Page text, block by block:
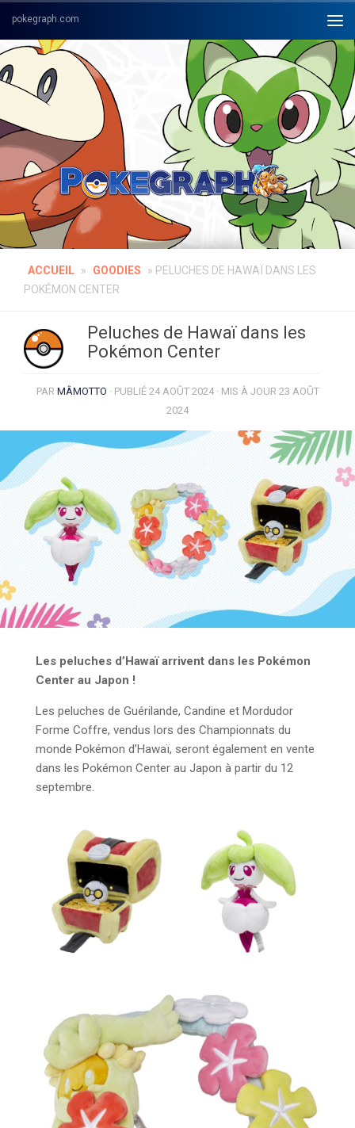
Skip to content
ACCUEIL » GOODIES » PELUCHES DE HAWAÏ DANS LES
POKÉMON CENTER
Peluches de Hawaï dans les
Pokémon Center
PAR MÂMOTTO · PUBLIÉ 24 AOÛT 2024· MIS À JOUR 23 AOÛT
2024
Les peluches d’Hawaï arrivent dans les Pokémon
Center au Japon !
Les peluches de Guérilande, Candine et Mordudor
Forme Coffre, vendus lors des Championnats du
monde Pokémon d’Hawaï, seront également en vente
dans les Pokémon Center au Japon à partir du 12
septembre.